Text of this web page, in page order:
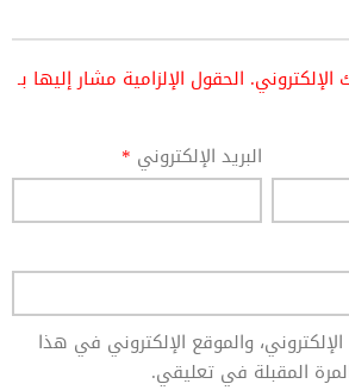
الحقول الإلزامية مشار إليها بـ
البريد الإلكتروني *
والموقع الإلكتروني في هذا
المقبلة في تعليقي.